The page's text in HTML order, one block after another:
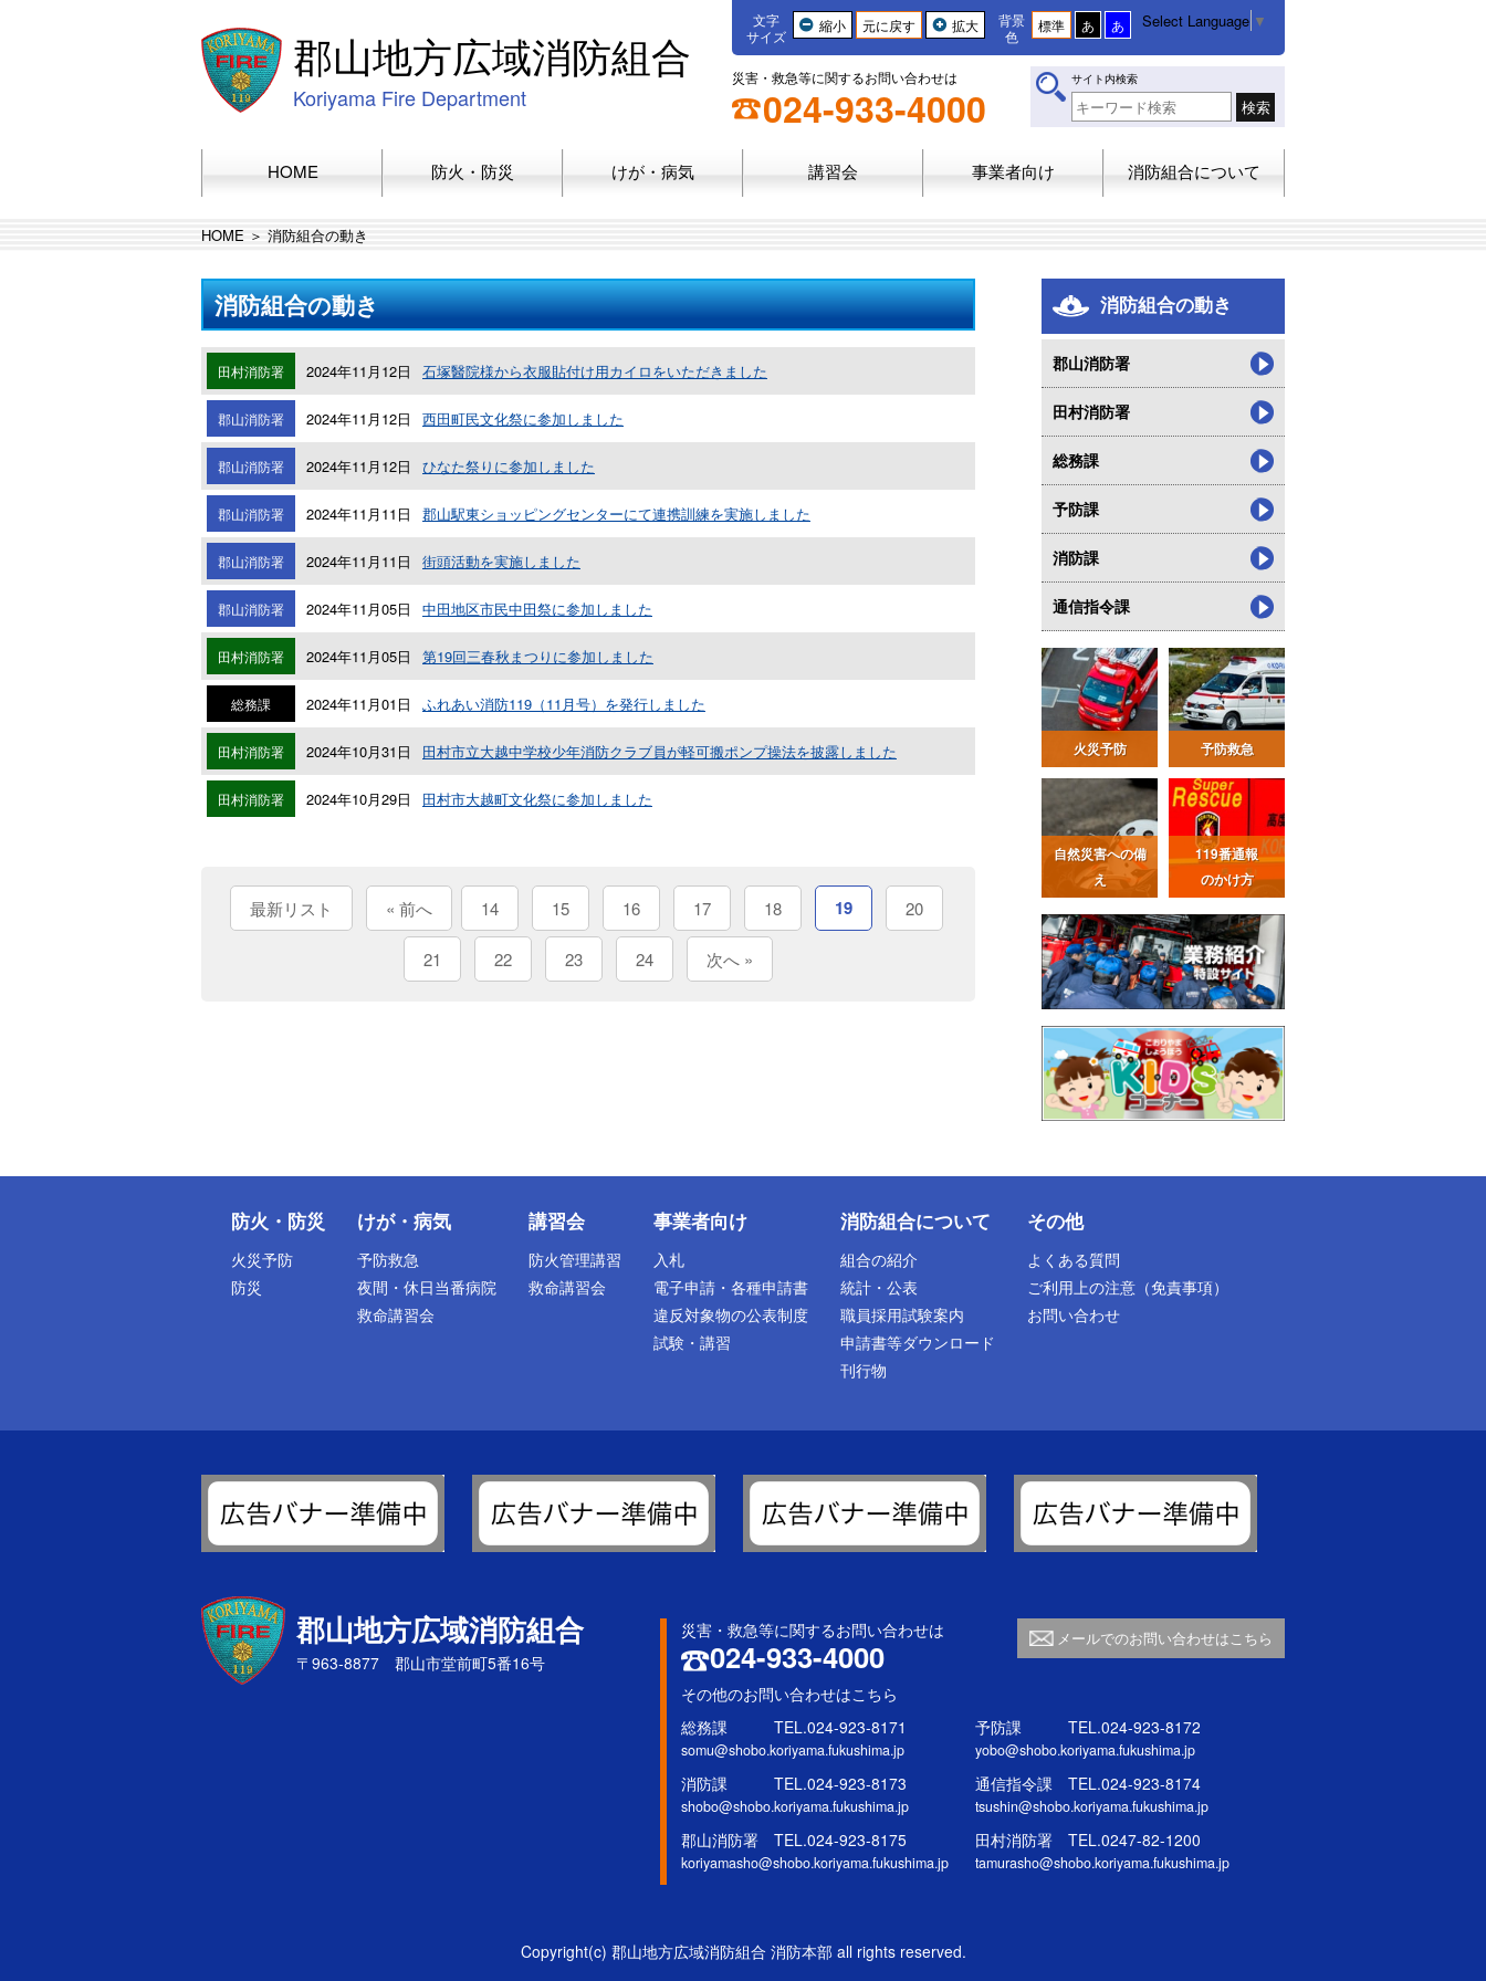
文字
サイズ
縮小 元に戻す 拡大
背景
色
標準 あ あ Select Language ▼
サイト内検索
災害・救急等に関するお問い合わせは
024-933-4000
郡山地方広域消防組合
Koriyama Fire Department
HOME 防火・防災 けが・病気 講習会 事業者向け 消防組合について
HOME ＞ 消防組合の動き
消防組合の動き
田村消防署 2024年11月12日 石塚醫院様から衣服貼付け用カイロをいただきました
郡山消防署 2024年11月12日 西田町民文化祭に参加しました
郡山消防署 2024年11月12日 ひなた祭りに参加しました
郡山消防署 2024年11月11日 郡山駅東ショッピングセンターにて連携訓練を実施しました
郡山消防署 2024年11月11日 街頭活動を実施しました
郡山消防署 2024年11月05日 中田地区市民中田祭に参加しました
田村消防署 2024年11月05日 第19回三春秋まつりに参加しました
総務課 2024年11月01日 ふれあい消防119（11月号）を発行しました
田村消防署 2024年10月31日 田村市立大越中学校少年消防クラブ員が軽可搬ポンプ操法を披露しました
田村消防署 2024年10月29日 田村市大越町文化祭に参加しました
最新リスト « 前へ 14 15 16 17 18 19 20
21 22 23 24 次へ »
消防組合の動き
郡山消防署
田村消防署
総務課
予防課
消防課
通信指令課
火災予防 予防救急
自然災害への備
え
119番通報
のかけ方
防火・防災
火災予防
防災
けが・病気
予防救急
夜間・休日当番病院
救命講習会
講習会
防火管理講習
救命講習会
事業者向け
入札
電子申請・各種申請書
違反対象物の公表制度
試験・講習
消防組合について
組合の紹介
統計・公表
職員採用試験案内
申請書等ダウンロード
刊行物
その他
よくある質問
ご利用上の注意（免責事項）
お問い合わせ
郡山地方広域消防組合
〒963-8877 郡山市堂前町5番16号
メールでのお問い合わせはこちら
災害・救急等に関するお問い合わせは
024-933-4000
その他のお問い合わせはこちら
総務課 TEL.024-923-8171
somu@shobo.koriyama.fukushima.jp
予防課 TEL.024-923-8172
yobo@shobo.koriyama.fukushima.jp
消防課 TEL.024-923-8173
shobo@shobo.koriyama.fukushima.jp
通信指令課 TEL.024-923-8174
tsushin@shobo.koriyama.fukushima.jp
郡山消防署 TEL.024-923-8175
koriyamasho@shobo.koriyama.fukushima.jp
田村消防署 TEL.0247-82-1200
tamurasho@shobo.koriyama.fukushima.jp
Copyright(c) 郡山地方広域消防組合 消防本部 all rights reserved.